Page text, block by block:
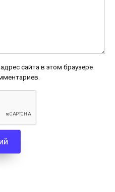
сайта в этом браузере